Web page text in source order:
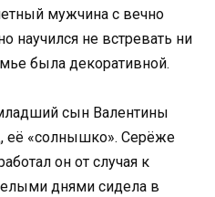
мужчина с вечно
не встревать ни
была декоративной.
сын Валентины
её «солнышко». Серёже
он от случая к
днями сидела в